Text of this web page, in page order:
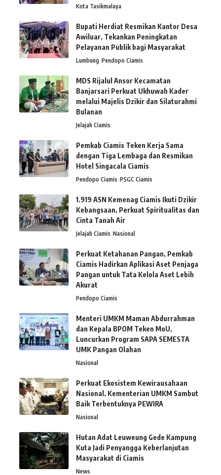
Kota Tasikmalaya
Bupati Herdiat Resmikan Kantor Desa
Awiluar, Tekankan Peningkatan
Pelayanan Publik bagi Masyarakat
Lumbung Pendopo Ciamis
MDS Rijalul Ansor Kecamatan
Banjarsari Perkuat Ukhuwah Kader
melalui Majelis Dzikir dan Silaturahmi
Bulanan
Jelajah Ciamis
Pemkab Ciamis Teken Kerja Sama
dengan Tiga Lembaga dan Resmikan
Hotel Singacala Ciamis
Pendopo Ciamis PSGC Ciamis
1.919 ASN Kemenag Ciamis Ikuti Dzikir
Kebangsaan, Perkuat Spiritualitas dan
Cinta Tanah Air
Jelajah Ciamis Nasional
Perkuat Ketahanan Pangan, Pemkab
Ciamis Hadirkan Aplikasi Aset Penjaga
Pangan untuk Tata Kelola Aset Lebih
Akurat
Pendopo Ciamis
Menteri UMKM Maman Abdurrahman
dan Kepala BPOM Teken MoU,
Luncurkan Program SAPA SEMESTA
UMK Pangan Olahan
Nasional
Perkuat Ekosistem Kewirausahaan
Nasional, Kementerian UMKM Sambut
Baik Terbentuknya PEWIRA
Nasional
Hutan Adat Leuweung Gede Kampung
Kuta Jadi Penyangga Keberlanjutan
Masyarakat di Ciamis
News